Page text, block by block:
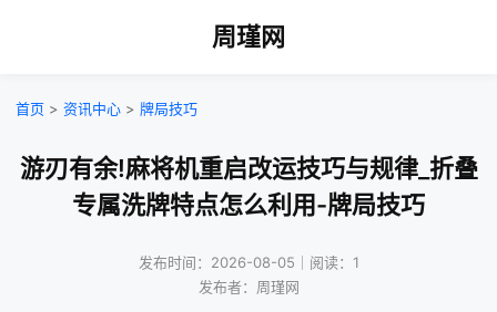
周瑾网
首页 > 资讯中心 > 牌局技巧
游刃有余!麻将机重启改运技巧与规律_折叠
专属洗牌特点怎么利用-牌局技巧
发布时间：2026-08-05｜阅读：1
发布者：周瑾网